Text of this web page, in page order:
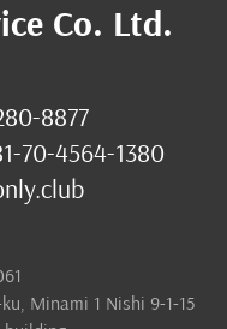
Co. Ltd.
8877
70-4564-1380
Minami 1 Nishi 9-1-15